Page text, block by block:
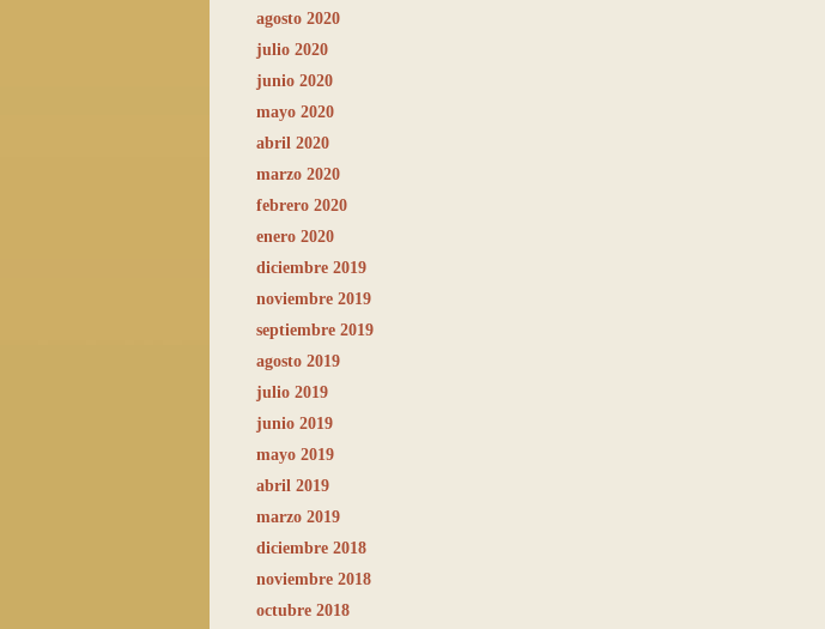
agosto 2020
julio 2020
junio 2020
mayo 2020
abril 2020
marzo 2020
febrero 2020
enero 2020
diciembre 2019
noviembre 2019
septiembre 2019
agosto 2019
julio 2019
junio 2019
mayo 2019
abril 2019
marzo 2019
diciembre 2018
noviembre 2018
octubre 2018